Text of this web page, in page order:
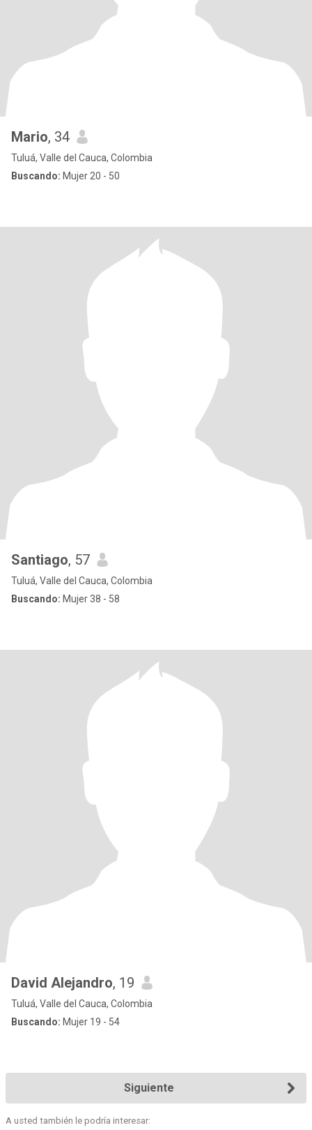
Mario, 34
Tuluá, Valle del Cauca, Colombia
Buscando: Mujer 20 - 50
Santiago, 57
Tuluá, Valle del Cauca, Colombia
Buscando: Mujer 38 - 58
David Alejandro, 19
Tuluá, Valle del Cauca, Colombia
Buscando: Mujer 19 - 54
Siguiente
A usted también le podría interesar: